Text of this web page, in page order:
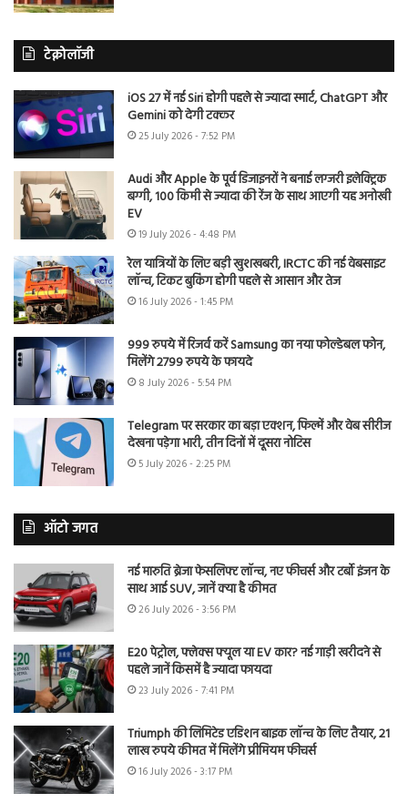
टेक्नोलॉजी
iOS 27 में नई Siri होगी पहले से ज्यादा स्मार्ट, ChatGPT और
Gemini को देगी टक्कर
25 July 2026 - 7:52 PM
Audi और Apple के पूर्व डिजाइनरों ने बनाई लग्जरी इलेक्ट्रिक
बग्गी, 100 किमी से ज्यादा की रेंज के साथ आएगी यह अनोखी
EV
19 July 2026 - 4:48 PM
रेल यात्रियों के लिए बड़ी खुशखबरी, IRCTC की नई वेबसाइट
लॉन्च, टिकट बुकिंग होगी पहले से आसान और तेज
16 July 2026 - 1:45 PM
999 रुपये में रिजर्व करें Samsung का नया फोल्डेबल फोन,
मिलेंगे 2799 रुपये के फायदे
8 July 2026 - 5:54 PM
Telegram पर सरकार का बड़ा एक्शन, फिल्में और वेब सीरीज
देखना पड़ेगा भारी, तीन दिनों में दूसरा नोटिस
5 July 2026 - 2:25 PM
ऑटो जगत
नई मारुति ब्रेजा फेसलिफ्ट लॉन्च, नए फीचर्स और टर्बो इंजन के
साथ आई SUV, जानें क्या है कीमत
26 July 2026 - 3:56 PM
E20 पेट्रोल, फ्लेक्स फ्यूल या EV कार? नई गाड़ी खरीदने से
पहले जानें किसमें है ज्यादा फायदा
23 July 2026 - 7:41 PM
Triumph की लिमिटेड एडिशन बाइक लॉन्च के लिए तैयार, 21
लाख रुपये कीमत में मिलेंगे प्रीमियम फीचर्स
16 July 2026 - 3:17 PM